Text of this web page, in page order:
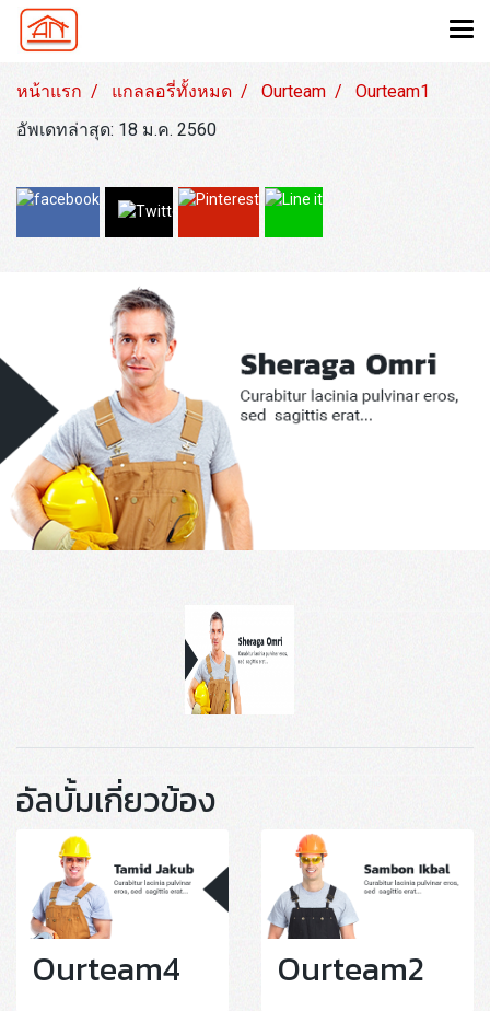
หน้าแรก แกลลอรี่ทั้งหมด Ourteam
Ourteam1
อัพเดทล่าสุด: 18 ม.ค. 2560
อัลบั้มเกี่ยวข้อง
Ourteam4 Ourteam2